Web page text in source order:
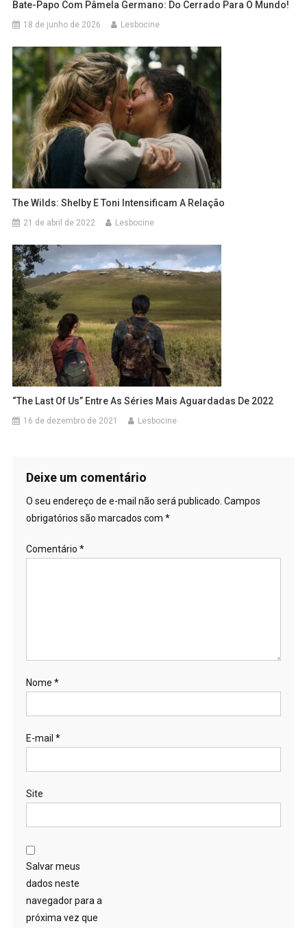
Bate-Papo Com Pâmela Germano: Do Cerrado Para O Mundo!
18 de junho de 2026 Lesbocine
The Wilds: Shelby E Toni Intensificam A Relação
21 de abril de 2022 Lesbocine
“The Last Of Us” Entre As Séries Mais Aguardadas De 2022
16 de dezembro de 2021 Lesbocine
Deixe um comentário
O seu endereço de e-mail não será publicado. Campos
obrigatórios são marcados com *
Comentário *
Nome *
E-mail *
Site
Salvar meus
dados neste
navegador para a
próxima vez que